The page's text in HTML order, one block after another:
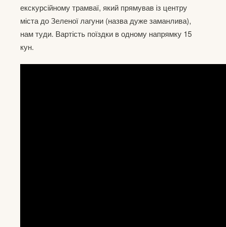
екскурсійному трамваї, який прямував із центру
міста до Зеленої лагуни (назва дуже заманлива),
нам туди. Вартість поїздки в одному напрямку 15
кун.